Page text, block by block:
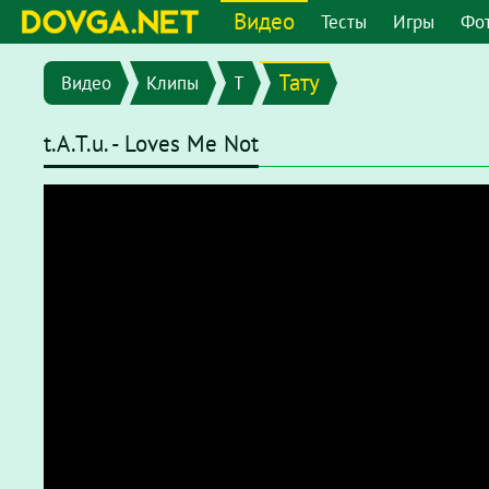
Видео Тесты Игры
Видео Клипы T Тату
t.A.T.u. - Loves Me Not